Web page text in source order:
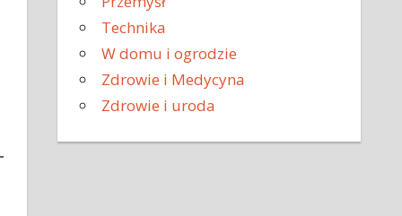
Technika
W domu i ogrodzie
Zdrowie i Medycyna
Zdrowie i uroda